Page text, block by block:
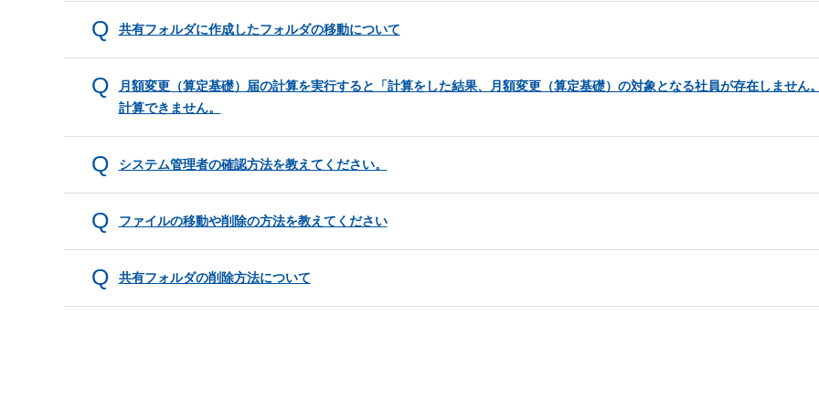
共有フォルダに作成したフォルダの移動について
月額変更（算定基礎）届の計算を実行すると「計算をした結果、月額変更（算定基礎）の対象となる社員が存在しません
計算できません。
システム管理者の確認方法を教えてください。
ファイルの移動や削除の方法を教えてください
共有フォルダの削除方法について